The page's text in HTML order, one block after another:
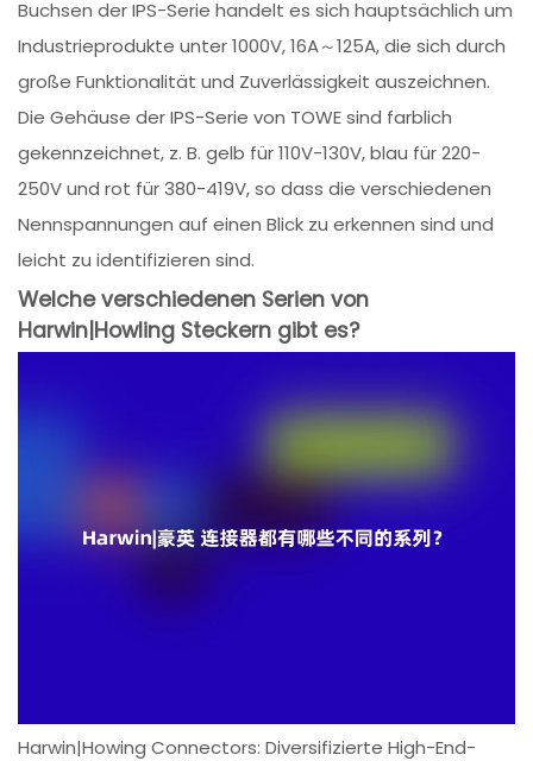
Buchsen der IPS-Serie handelt es sich hauptsächlich um
Industrieprodukte unter 1000V, 16A～125A, die sich durch
große Funktionalität und Zuverlässigkeit auszeichnen.
Die Gehäuse der IPS-Serie von TOWE sind farblich
gekennzeichnet, z. B. gelb für 110V-130V, blau für 220-
250V und rot für 380-419V, so dass die verschiedenen
Nennspannungen auf einen Blick zu erkennen sind und
leicht zu identifizieren sind.
Welche verschiedenen Serien von
Harwin|Howling Steckern gibt es?
Harwin|Howing Connectors: Diversifizierte High-End-